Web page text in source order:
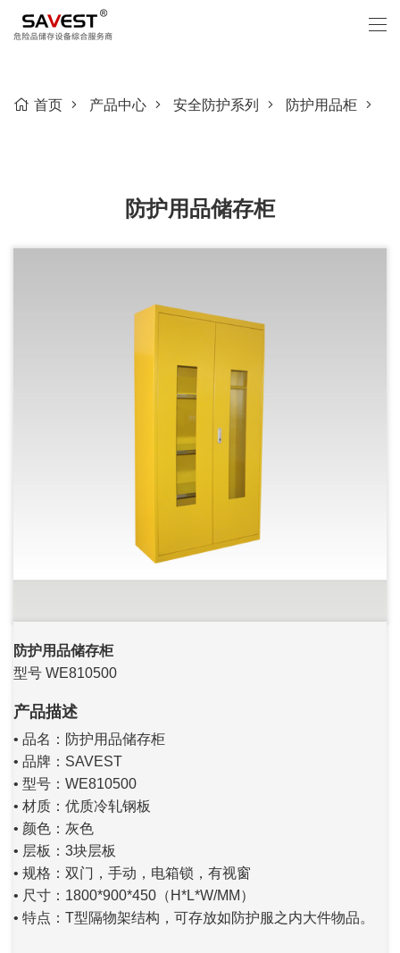
首页 产品中心 安全防护系列 防护用品柜
防护用品储存柜
防护用品储存柜
型号 WE810500
产品描述
• 品名：防护用品储存柜
• 品牌：SAVEST
• 型号：WE810500
• 材质：优质冷轧钢板
• 颜色：灰色
• 层板：3块层板
• 规格：双门，手动，电箱锁，有视窗
• 尺寸：1800*900*450（H*L*W/MM）
• 特点：T型隔物架结构，可存放如防护服之内大件物品。